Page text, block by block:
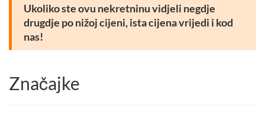
Ukoliko ste ovu nekretninu vidjeli negdje
drugdje po nižoj cijeni, ista cijena vrijedi i kod
nas!
Značajke